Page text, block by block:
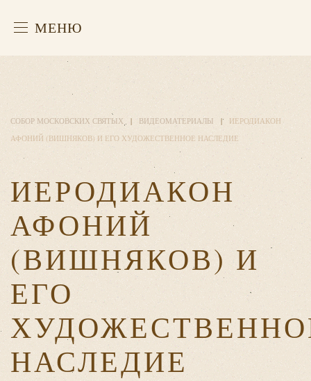
МЕНЮ
СОБОР МОСКОВСКИХ СВЯТЫХ ВИДЕОМАТЕРИАЛЫ
ИЕРОДИАКОН
АФОНИЙ (ВИШНЯКОВ) И ЕГО ХУДОЖЕСТВЕННОЕ НАСЛЕДИЕ
ИЕРОДИАКОН
АФОНИЙ
(ВИШНЯКОВ) И
ЕГО
НАСЛЕДИЕ